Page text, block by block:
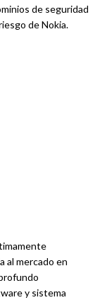
de seguridad
de Nokia.
al mercado en
y sistema